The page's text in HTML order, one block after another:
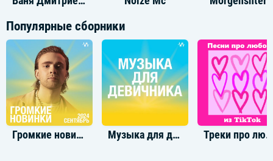
Популярные сборники
Громкие новинки: Сентябрь 2024 Музыка для девичника Треки про любовь из TikTok